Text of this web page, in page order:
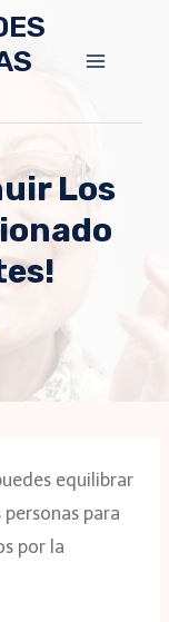
Los
equilibrar
para
por la